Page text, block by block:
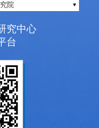
院
究中心
台